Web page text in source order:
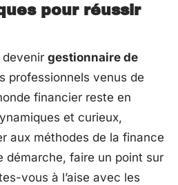
pour réussir
devenir gestionnaire de
professionnels venus de
financier reste en
et curieux,
aux méthodes de la finance
démarche, faire un point sur
vous à l’aise avec les